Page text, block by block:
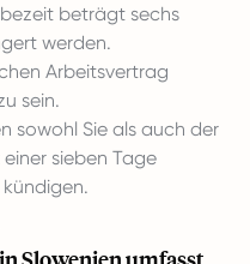
beträgt sechs
werden.
Arbeitsvertrag
sein.
sowohl Sie als auch der
sieben Tage